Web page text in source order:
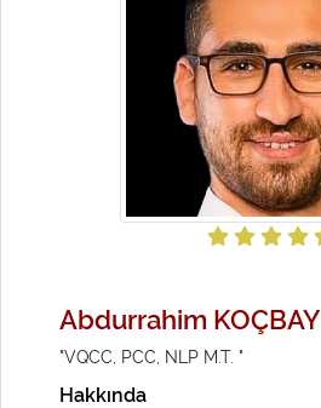
Abdurrahim KOÇBAY
"VQCC, PCC, NLP M.T. "
Hakkında